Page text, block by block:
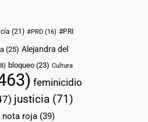
(21) #PRD (16) #PRI
(25) Alejandra del
bloqueo (23) Cultura
feminicidio
justicia (71)
nota roja (39)